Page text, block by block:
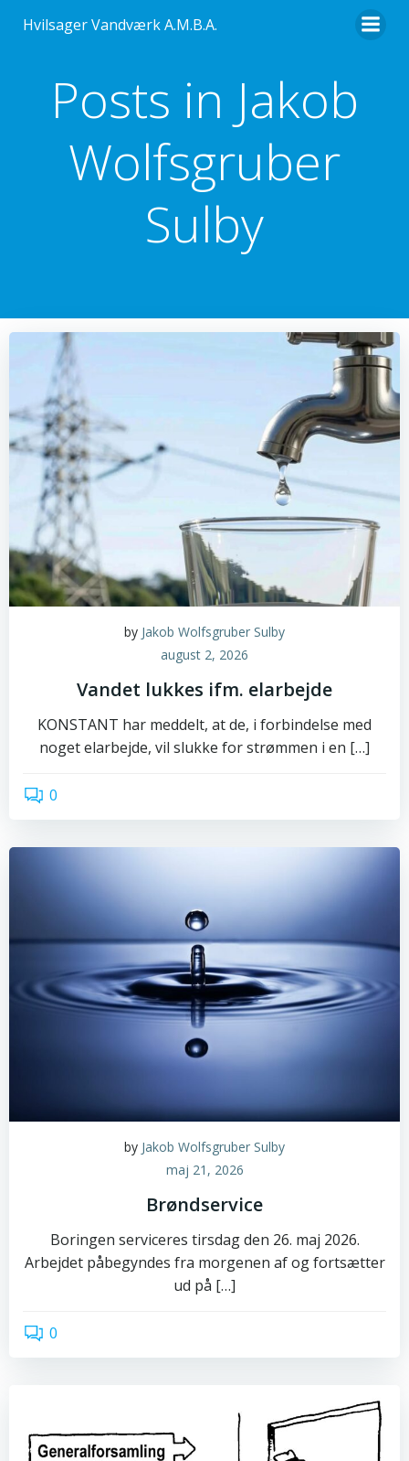
til
Hvilsager Vandværk A.M.B.A.
Posts in Jakob
Wolfsgruber
Sulby
by Jakob Wolfsgruber Sulby
august 2, 2026
Vandet lukkes ifm. elarbejde
KONSTANT har meddelt, at de, i forbindelse med
noget elarbejde, vil slukke for strømmen i en […]
0
by Jakob Wolfsgruber Sulby
maj 21, 2026
Brøndservice
Boringen serviceres tirsdag den 26. maj 2026.
Arbejdet påbegyndes fra morgenen af og fortsætter
ud på […]
0